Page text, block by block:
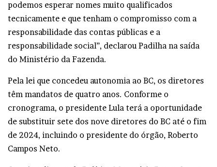
podemos esperar nomes muito qualificados
tecnicamente e que tenham o compromisso com a
responsabilidade das contas públicas e a
responsabilidade social”, declarou Padilha na saída
do Ministério da Fazenda.
Pela lei que concedeu autonomia ao BC, os diretores
têm mandatos de quatro anos. Conforme o
cronograma, o presidente Lula terá a oportunidade
de substituir sete dos nove diretores do BC até o fim
de 2024, incluindo o presidente do órgão, Roberto
Campos Neto.